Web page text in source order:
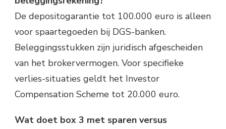
De depositogarantie tot 100.000 euro is alleen
voor spaartegoeden bij DGS-banken.
Beleggingsstukken zijn juridisch afgescheiden
van het brokervermogen. Voor specifieke
verlies-situaties geldt het Investor
Compensation Scheme tot 20.000 euro.
Wat doet box 3 met sparen versus